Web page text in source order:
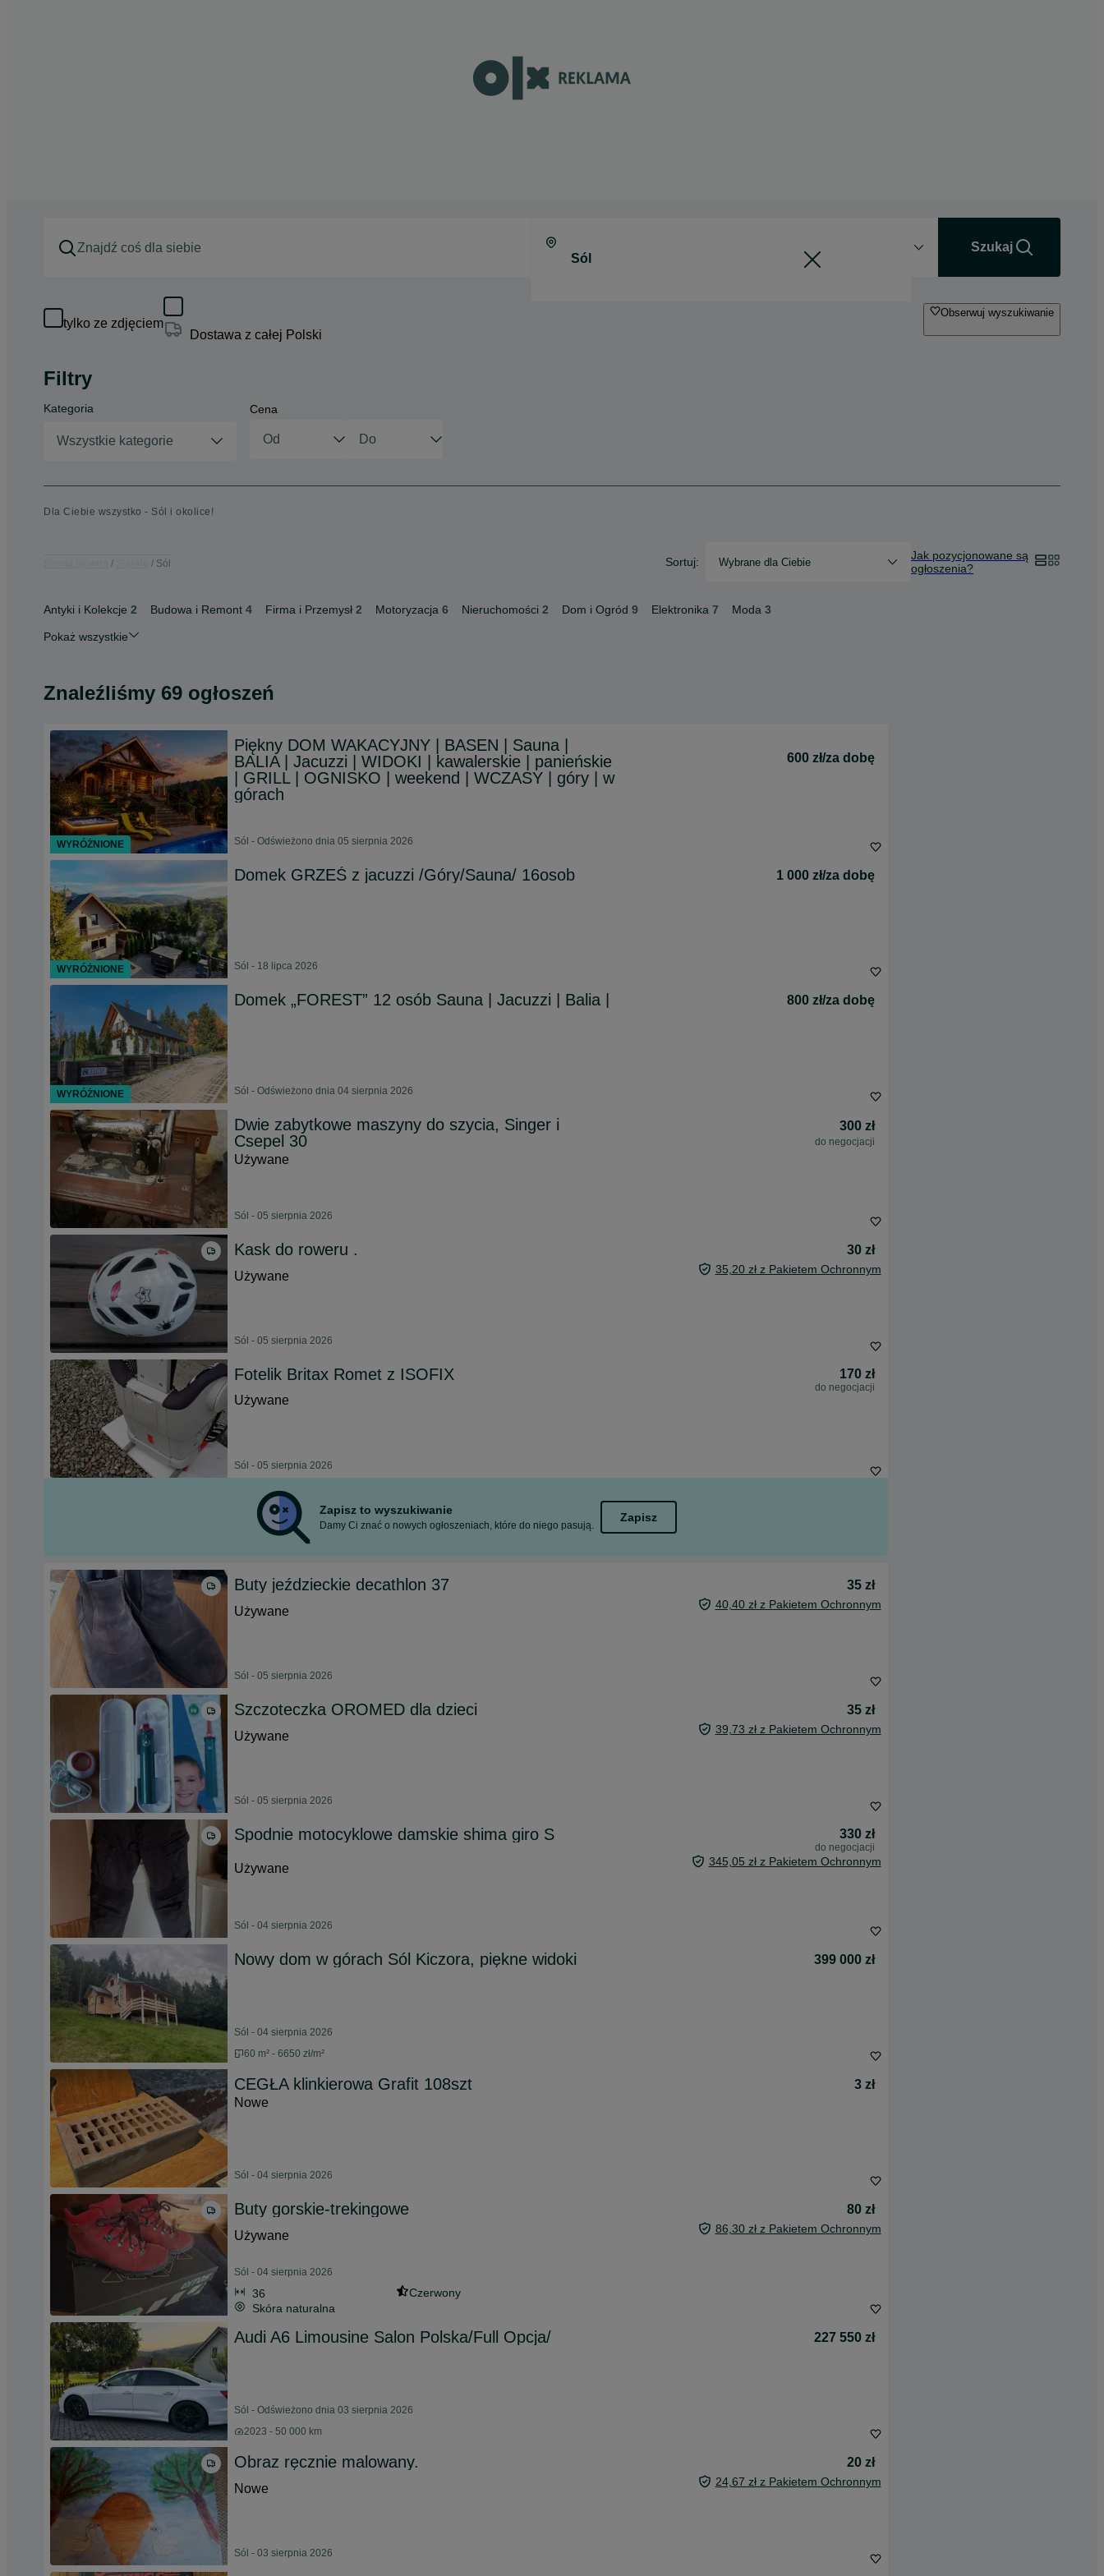
Szukaj
tylko ze zdjęciem
Dostawa z całej Polski
Obserwuj wyszukiwanie
Filtry
Kategoria
Wszystkie kategorie
Cena
Dla Ciebie wszystko - Sól i okolice!
Sól Sortuj: Wybrane dla Ciebie
Jak pozycjonowane są
ogłoszenia?
Antyki i Kolekcje 2 Budowa i Remont 4 Firma i Przemysł 2 Motoryzacja 6 Nieruchomości 2 Dom i Ogród 9 Elektronika 7 Moda 3
Pokaż wszystkie
Znaleźliśmy 69 ogłoszeń
Piękny DOM WAKACYJNY | BASEN | Sauna |
BALIA | Jacuzzi | WIDOKI | kawalerskie | panieńskie
| GRILL | OGNISKO | weekend | WCZASY | góry | w
górach
600 zł/za dobę
Sól - Odświeżono dnia 05 sierpnia 2026
Domek GRZEŚ z jacuzzi /Góry/Sauna/ 16osob 1 000 zł/za dobę
Sól - 18 lipca 2026
Domek „FOREST” 12 osób Sauna | Jacuzzi | Balia | 800 zł/za dobę
Sól - Odświeżono dnia 04 sierpnia 2026
Dwie zabytkowe maszyny do szycia, Singer i
Csepel 30
300 zł
do negocjacji
Używane
Sól - 05 sierpnia 2026
Kask do roweru .
30 zł
Używane
35,20 zł z Pakietem Ochronnym
Sól - 05 sierpnia 2026
Fotelik Britax Romet z ISOFIX 170 zł
do negocjacji
Używane
Sól - 05 sierpnia 2026
Zapisz to wyszukiwanie
Damy Ci znać o nowych ogłoszeniach, które do niego pasują.
Zapisz
Buty jeździeckie decathlon 37
35 zł
Używane
40,40 zł z Pakietem Ochronnym
Sól - 05 sierpnia 2026
Szczoteczka OROMED dla dzieci
35 zł
Używane
39,73 zł z Pakietem Ochronnym
Sól - 05 sierpnia 2026
Spodnie motocyklowe damskie shima giro S 330 zł
do negocjacji
Używane 345,05 zł z Pakietem Ochronnym
Sól - 04 sierpnia 2026
Nowy dom w górach Sól Kiczora, piękne widoki 399 000 zł
Sól - 04 sierpnia 2026
60 m² - 6650 zł/m²
CEGŁA klinkierowa Grafit 108szt
3 zł
Nowe
Sól - 04 sierpnia 2026
Buty gorskie-trekingowe
80 zł
Używane
86,30 zł z Pakietem Ochronnym
Sól - 04 sierpnia 2026
36
Czerwony
Skóra naturalna
Audi A6 Limousine Salon Polska/Full Opcja/ 227 550 zł
Sól - Odświeżono dnia 03 sierpnia 2026
2023 - 50 000 km
Obraz ręcznie malowany.
20 zł
Nowe
24,67 zł z Pakietem Ochronnym
Sól - 03 sierpnia 2026
WYRÓŻNIONE
WYRÓŻNIONE
WYRÓŻNIONE